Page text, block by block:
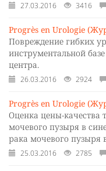
27.03.2016 3416
Progrès en Urologie
Повреждение гибких
инструментальной
центра.
26.03.2016 2924
Progrès en Urologie
Оценка цены-качества
мочевого пузыря в
рака мочевого пузыря
25.03.2016 2785